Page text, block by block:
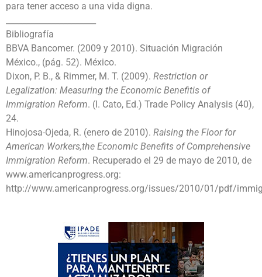
para tener acceso a una vida digna.
Bibliografía
BBVA Bancomer. (2009 y 2010). Situación Migración
México., (pág. 52). México.
Dixon, P. B., & Rimmer, M. T. (2009). Restriction or
Legalization: Measuring the Economic Benefitis of
Immigration Reform. (I. Cato, Ed.) Trade Policy Analysis (40),
24.
Hinojosa-Ojeda, R. (enero de 2010). Raising the Floor for
American Workers,the Economic Benefits of Comprehensive
Immigration Reform. Recuperado el 29 de mayo de 2010, de
www.americanprogress.org:
http://www.americanprogress.org/issues/2010/01/pdf/